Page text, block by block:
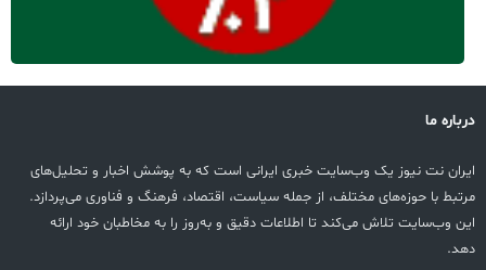
درباره ما
ایران نت نیوز یک وب‌سایت خبری ایرانی است که به پوشش اخبار و تحلیل‌های
مرتبط با حوزه‌های مختلف، از جمله سیاست، اقتصاد، فرهنگ و فناوری می‌پردازد.
این وب‌سایت تلاش می‌کند تا اطلاعات دقیق و به‌روز را به مخاطبان خود ارائه
دهد.